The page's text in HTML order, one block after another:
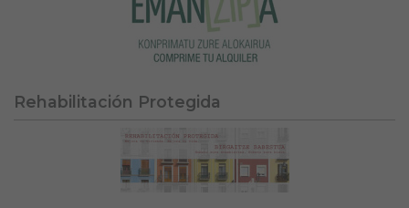
Rehabilitación Protegida